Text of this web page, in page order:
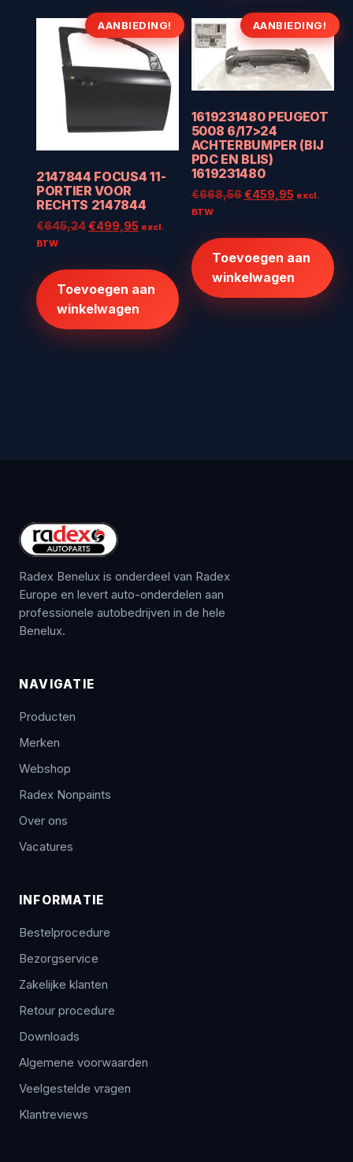
AANBIEDING!
2147844 FOCUS4 11-
PORTIER VOOR
RECHTS 2147844
€645,24Oorspronkelijke
€499,95 Huidige
€499,95.
excl.
BTW
Toevoegen aan
winkelwagen
AANBIEDING!
1619231480 PEUGEOT
5008 6/17>24
ACHTERBUMPER (BIJ
PDC EN BLIS)
1619231480
€668,56 Oorspronkelijke
€459,95Huidige
€459,95.
excl.
BTW
Toevoegen aan
winkelwagen
Radex Benelux is onderdeel van Radex
Europe en levert auto-onderdelen aan
professionele autobedrijven in de hele
Benelux.
NAVIGATIE
Producten
Merken
Webshop
Radex Nonpaints
Over ons
Vacatures
INFORMATIE
Bestelprocedure
Bezorgservice
Zakelijke klanten
Retour procedure
Downloads
Algemene voorwaarden
Veelgestelde vragen
Klantreviews